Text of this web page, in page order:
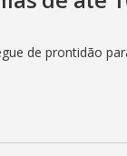
de prontidão